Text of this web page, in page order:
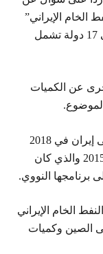
الخام الإيراني”
“نبيع نفطنا أينما نريد. وفي الواقع، نصدر إلى 17 دولة تشمل
عن الكميات
وأعادت الولايات المتحدة فرض عقوبات على إيران في 2018
بعد انسحابها من الاتفاق النووي المبرم في 2015 والذي كان
برنامجها النووي.
الخام الإيراني
الصين وكميات